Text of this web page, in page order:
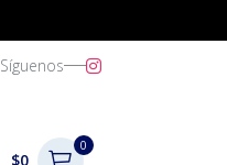
Síguenos
$0
0